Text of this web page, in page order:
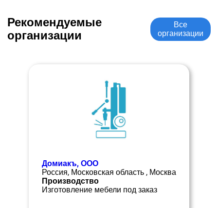
Рекомендуемые
организации
Все
организации
Домиакъ, ООО
Россия, Московская область , Москва
Производство
Изготовление мебели под заказ